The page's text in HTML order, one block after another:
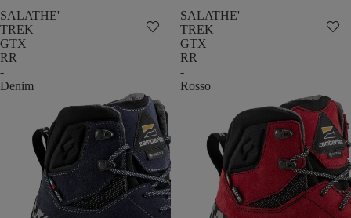
SALATHE'
TREK
GTX
RR
-
Denim
SALATHE'
TREK
GTX
RR
-
Rosso